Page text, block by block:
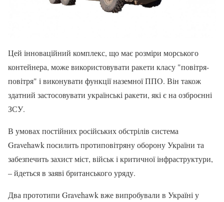
Цей інноваційний комплекс, що має розміри морського
контейнера, може використовувати ракети класу "повітря-
повітря" і виконувати функції наземної ППО. Він також
здатний застосовувати українські ракети, які є на озброєнні
ЗСУ.
В умовах постійних російських обстрілів система
Gravehawk посилить протиповітряну оборону України та
забезпечить захист міст, військ і критичної інфраструктури,
– йдеться в заяві британського уряду.
Два прототипи Gravehawk вже випробували в Україні у